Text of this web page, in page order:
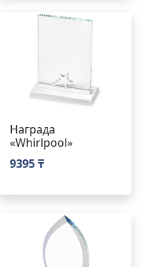
Награда
«Whirlpool»
9395 ₸